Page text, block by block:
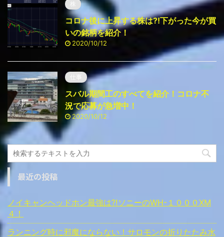
株
コロナ後に上昇する株は⁈下がった今が買
いの銘柄を紹介！
2020/10/12
仕事
スバル期間工のすべてを紹介！コロナ不
況で応募が急増中！
2020/10/12
最近の投稿
ノイキャンヘッドホン最強は⁈ソニーのWH-１０００ⅩM
４！
ランニング時に邪魔にならない！サロモンの折りたたみ水